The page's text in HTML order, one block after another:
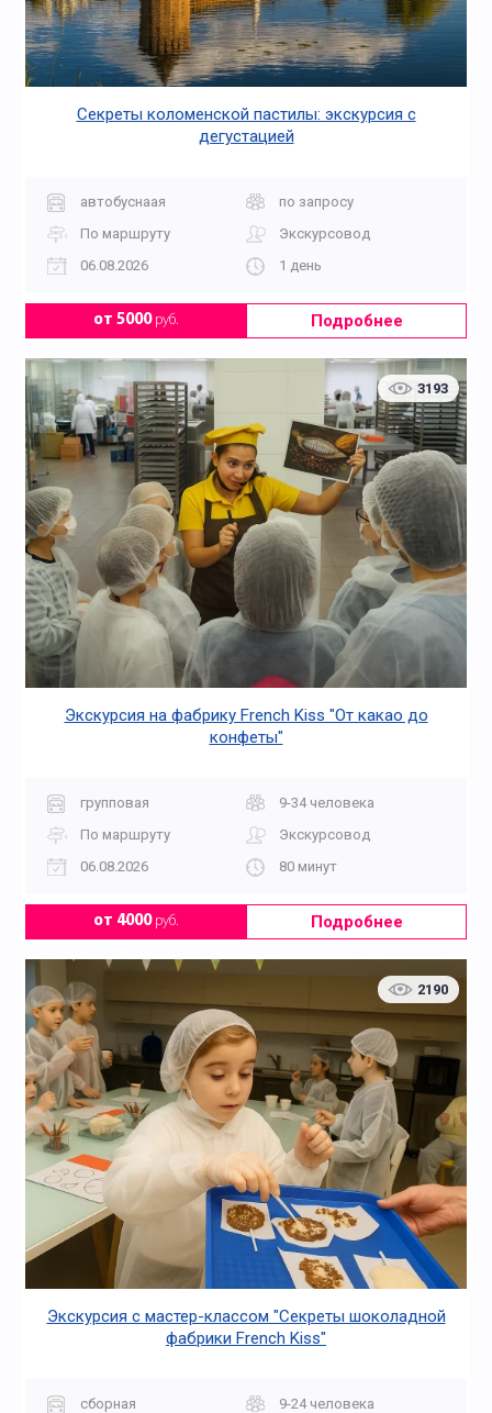
Секреты коломенской пастилы: экскурсия с
дегустацией
автобуснаая
по запросу
По маршруту
Экскурсовод
06.08.2026
1 день
от 5000руб. Подробнее
3193
Экскурсия на фабрику French Kiss "От какао до
конфеты"
групповая
9-34 человека
По маршруту
Экскурсовод
06.08.2026
80 минут
от 4000руб. Подробнее
2190
Экскурсия с мастер-классом "Секреты шоколадной
фабрики French Kiss"
сборная
9-24 человека